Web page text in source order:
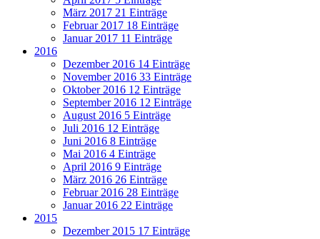
März 2017 21 Einträge
Februar 2017 18 Einträge
Januar 2017 11 Einträge
2016
Dezember 2016 14 Einträge
November 2016 33 Einträge
Oktober 2016 12 Einträge
September 2016 12 Einträge
August 2016 5 Einträge
Juli 2016 12 Einträge
Juni 2016 8 Einträge
Mai 2016 4 Einträge
April 2016 9 Einträge
März 2016 26 Einträge
Februar 2016 28 Einträge
Januar 2016 22 Einträge
2015
Dezember 2015 17 Einträge